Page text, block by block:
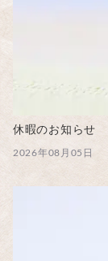
休暇のお知らせ
2026年08月05日